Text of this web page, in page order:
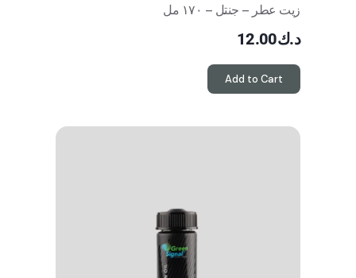
زيت عطر – جنتل – ١٧٠ مل
د.ك12.00
Add to Cart